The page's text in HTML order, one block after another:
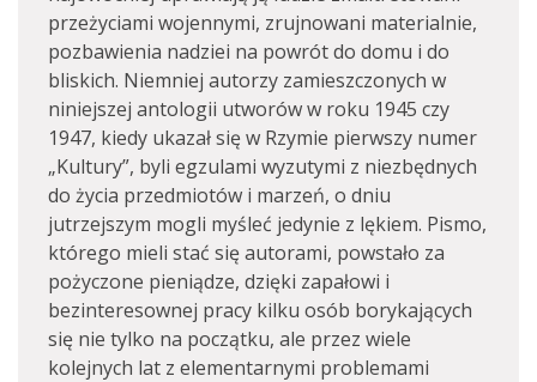
przeżyciami wojennymi, zrujnowani materialnie,
pozbawienia nadziei na powrót do domu i do
bliskich. Niemniej autorzy zamieszczonych w
niniejszej antologii utworów w roku 1945 czy
1947, kiedy ukazał się w Rzymie pierwszy numer
„Kultury”, byli egzulami wyzutymi z niezbędnych
do życia przedmiotów i marzeń, o dniu
jutrzejszym mogli myśleć jedynie z lękiem. Pismo,
którego mieli stać się autorami, powstało za
pożyczone pieniądze, dzięki zapałowi i
bezinteresownej pracy kilku osób borykających
się nie tylko na początku, ale przez wiele
kolejnych lat z elementarnymi problemami